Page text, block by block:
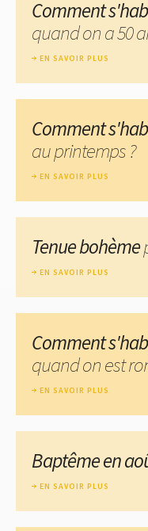
Comment
quand on a 50
EN SAVOIR PLUS
Comment
au printemps ?
EN SAVOIR PLUS
Tenue bohème
EN SAVOIR PLUS
Comment
quand on est
EN SAVOIR PLUS
Baptême en
EN SAVOIR PLUS